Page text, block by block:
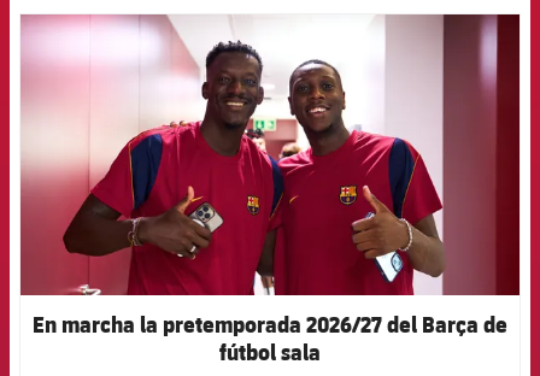
FCB Barcelona badge
En marcha la pretemporada 2026/27 del Barça de
fútbol sala